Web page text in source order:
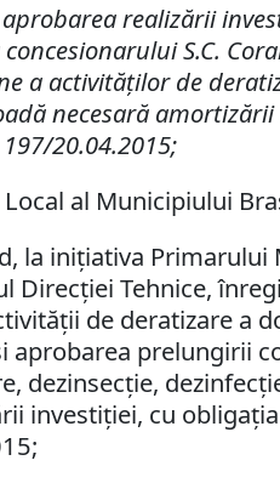
aprobarea realizării
S.C.
a activităţilor de
necesară
197/20.04.2015;
al Municipiului
la iniţiativa
Direcţiei Tehnice,
de deratizare a
aprobarea prelungirii
dezinsecţie,
investiţiei, cu